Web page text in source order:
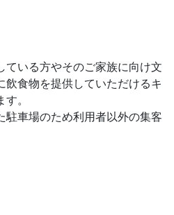
ている方やそのご家族に向け文
飲食物を提供していただけるキ
。
駐車場のため利用者以外の集客